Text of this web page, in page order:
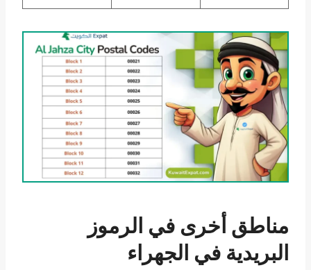
مناطق أخرى في الرموز
البريدية في الجهراء